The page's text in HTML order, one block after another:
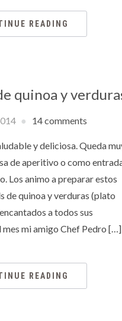
READING
quinoa y
14 comments
y deliciosa. Queda
de aperitivo o como
Los animo a preparar estos
de quinoa y verduras (plato
a todos sus
mes mi amigo Chef Pedro […]
READING